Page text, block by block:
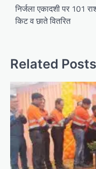
navigation
निर्जला एकादशी पर 101
किट व छाते वितरित
Related Posts